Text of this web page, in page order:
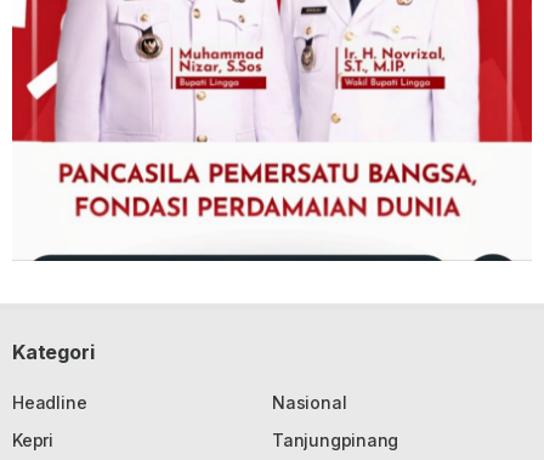
Kategori
Headline
Nasional
Kepri
Tanjungpinang